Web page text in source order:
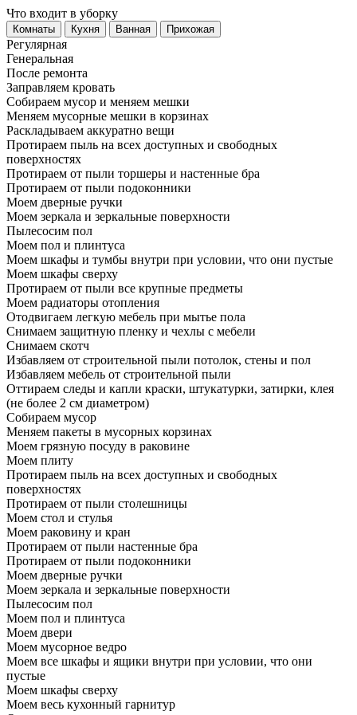
Что входит в уборку
Регу­лярная
Гене­ральная
После ремонта
Заправляем кровать
Собираем мусор и меняем мешки
Меняем мусорные мешки в корзинах
Раскладываем аккуратно вещи
Протираем пыль на всех доступных и свободных
поверхностях
Протираем от пыли торшеры и настенные бра
Протираем от пыли подоконники
Моем дверные ручки
Моем зеркала и зеркальные поверхности
Пылесосим пол
Моем пол и плинтуса
Моем шкафы и тумбы внутри при условии, что они пустые
Моем шкафы сверху
Протираем от пыли все крупные предметы
Моем радиаторы отопления
Отодвигаем легкую мебель при мытье пола
Снимаем защитную пленку и чехлы с мебели
Снимаем скотч
Избавляем от строительной пыли потолок, стены и пол
Избавляем мебель от строительной пыли
Оттираем следы и капли краски, штукатурки, затирки, клея
(не более 2 см диаметром)
Собираем мусор
Меняем пакеты в мусорных корзинах
Моем грязную посуду в раковине
Моем плиту
Протираем пыль на всех доступных и свободных
поверхностях
Протираем от пыли столешницы
Моем стол и стулья
Моем раковину и кран
Протираем от пыли настенные бра
Протираем от пыли подоконники
Моем дверные ручки
Моем зеркала и зеркальные поверхности
Пылесосим пол
Моем пол и плинтуса
Моем двери
Моем мусорное ведро
Моем все шкафы и ящики внутри при условии, что они
пустые
Моем шкафы сверху
Моем весь кухонный гарнитур